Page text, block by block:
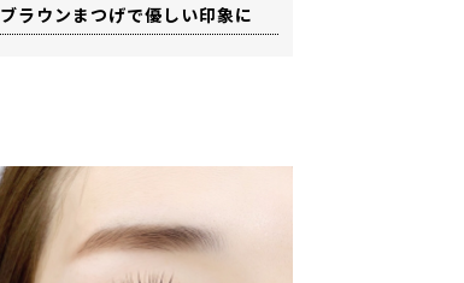
ブラウンまつげで優しい印象に